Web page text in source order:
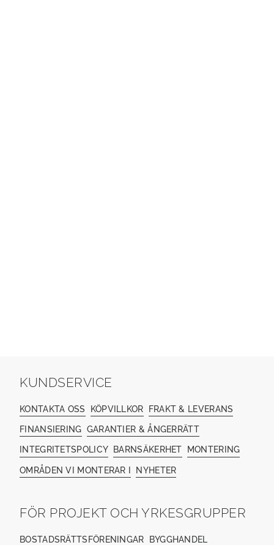
KUNDSERVICE
KONTAKTA OSS KÖPVILLKOR FRAKT & LEVERANS
FINANSIERING GARANTIER & ÅNGERRÄTT
INTEGRITETSPOLICY BARNSÄKERHET MONTERING
OMRÅDEN VI MONTERAR I NYHETER
FÖR PROJEKT OCH YRKESGRUPPER
BOSTADSRÄTTSFÖRENINGAR BYGGHANDEL